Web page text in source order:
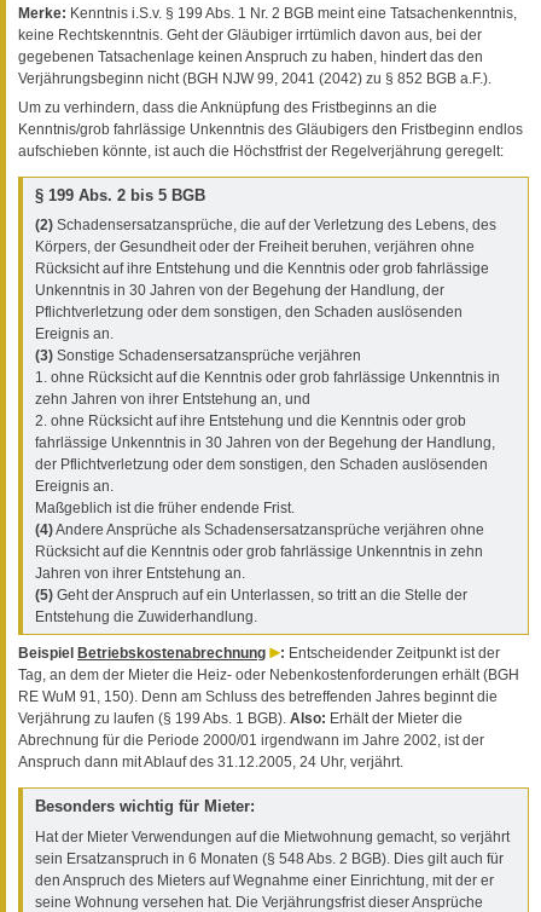
Merke: Kenntnis i.S.v. § 199 Abs. 1 Nr. 2 BGB meint eine Tatsachenkenntnis,
keine Rechtskenntnis. Geht der Gläubiger irrtümlich davon aus, bei der
gegebenen Tatsachenlage keinen Anspruch zu haben, hindert das den
Verjährungsbeginn nicht (BGH NJW 99, 2041 (2042) zu § 852 BGB a.F.).
Um zu verhindern, dass die Anknüpfung des Fristbeginns an die
Kenntnis/grob fahrlässige Unkenntnis des Gläubigers den Fristbeginn endlos
aufschieben könnte, ist auch die Höchstfrist der Regelverjährung geregelt:
§ 199 Abs. 2 bis 5 BGB
(2) Schadensersatzansprüche, die auf der Verletzung des Lebens, des
Körpers, der Gesundheit oder der Freiheit beruhen, verjähren ohne
Rücksicht auf ihre Entstehung und die Kenntnis oder grob fahrlässige
Unkenntnis in 30 Jahren von der Begehung der Handlung, der
Pflichtverletzung oder dem sonstigen, den Schaden auslösenden
Ereignis an.
(3) Sonstige Schadensersatzansprüche verjähren
1. ohne Rücksicht auf die Kenntnis oder grob fahrlässige Unkenntnis in
zehn Jahren von ihrer Entstehung an, und
2. ohne Rücksicht auf ihre Entstehung und die Kenntnis oder grob
fahrlässige Unkenntnis in 30 Jahren von der Begehung der Handlung,
der Pflichtverletzung oder dem sonstigen, den Schaden auslösenden
Ereignis an.
Maßgeblich ist die früher endende Frist.
(4)Andere Ansprüche als Schadensersatzansprüche verjähren ohne
Rücksicht auf die Kenntnis oder grob fahrlässige Unkenntnis in zehn
Jahren von ihrer Entstehung an.
(5) Geht der Anspruch auf ein Unterlassen, so tritt an die Stelle der
Entstehung die Zuwiderhandlung.
Beispiel Betriebskostenabrechnung : Entscheidender Zeitpunkt ist der
Tag, an dem der Mieter die Heiz- oder Nebenkostenforderungen erhält (BGH
RE WuM 91, 150). Denn am Schluss des betreffenden Jahres beginnt die
Verjährung zu laufen (§ 199 Abs. 1 BGB). Also: Erhält der Mieter die
Abrechnung für die Periode 2000/01 irgendwann im Jahre 2002, ist der
Anspruch dann mit Ablauf des 31.12.2005, 24 Uhr, verjährt.
Besonders wichtig für Mieter:
Hat der Mieter Verwendungen auf die Mietwohnung gemacht, so verjährt
sein Ersatzanspruch in 6 Monaten (§ 548 Abs. 2 BGB). Dies gilt auch für
den Anspruch des Mieters auf Wegnahme einer Einrichtung, mit der er
seine Wohnung versehen hat. Die Verjährungsfrist dieser Ansprüche